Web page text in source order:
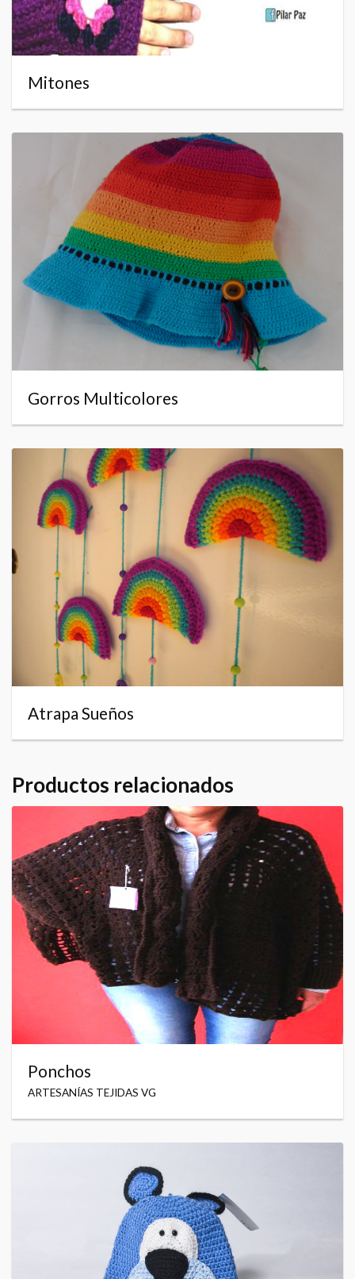
Mitones
Gorros Multicolores
Atrapa Sueños
Productos relacionados
Ponchos
ARTESANÍAS TEJIDAS VG